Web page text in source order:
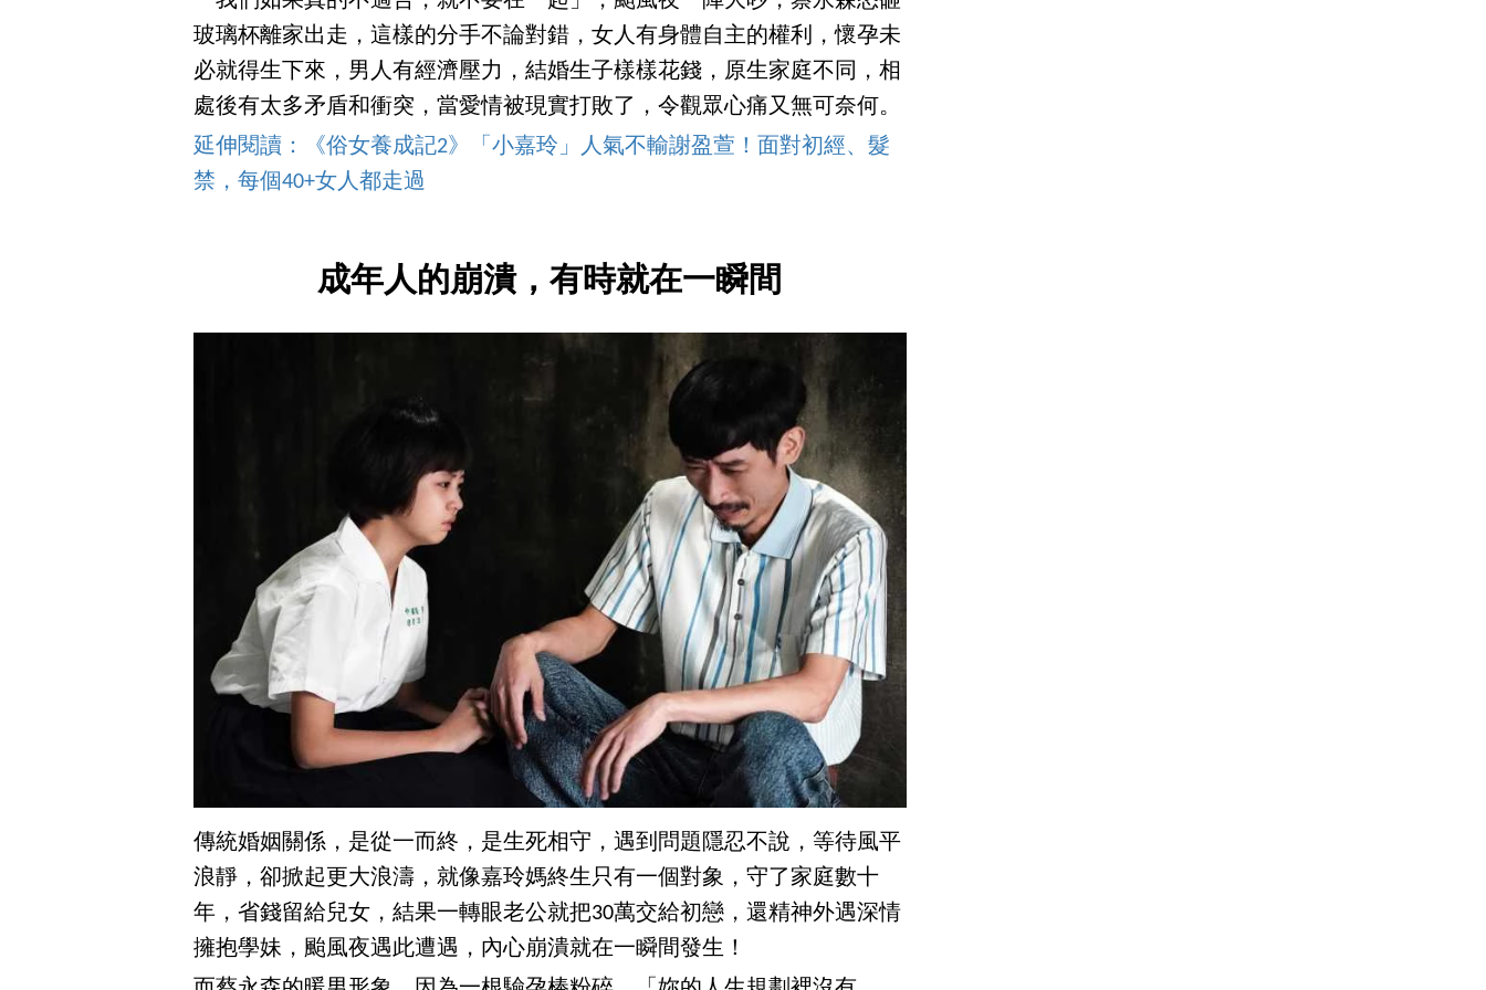
玻璃杯離家出走，這樣的分手不論對錯，女人有身體自主的權利，懷孕未
必就得生下來，男人有經濟壓力，結婚生子樣樣花錢，原生家庭不同，相
處後有太多矛盾和衝突，當愛情被現實打敗了，令觀眾心痛又無可奈何。
延伸閱讀：《俗女養成記2》「小嘉玲」人氣不輸謝盈萱！面對初經、髮
禁，每個40+女人都走過
成年人的崩潰，有時就在一瞬間
傳統婚姻關係，是從一而終，是生死相守，遇到問題隱忍不說，等待風平
浪靜，卻掀起更大浪濤，就像嘉玲媽終生只有一個對象，守了家庭數十
年，省錢留給兒女，結果一轉眼老公就把30萬交給初戀，還精神外遇深情
擁抱學妹，颱風夜遇此遭遇，內心崩潰就在一瞬間發生！